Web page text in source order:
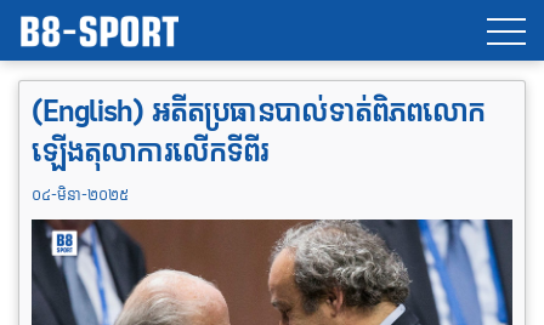
(English) អតីតប្រធានបាល់ទាត់ពិភពលោក
ឡើងតុលាការលើកទីពីរ
០៤-មិនា-២០២៥